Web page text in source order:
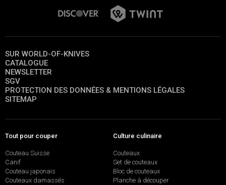
SUR WORLD-OF-KNIVES
CATALOGUE
NEWSLETTER
SGV
PROTECTION DES DONNÉES & MENTIONS LÉGALES
SITEMAP
Tout pour couper
Couteau Suisse
Canif
Couteau japonais
Couteaux damassés
Culture culinaire
Couteaux
Set de couteaux
Bloc de couteaux
Planche à découper